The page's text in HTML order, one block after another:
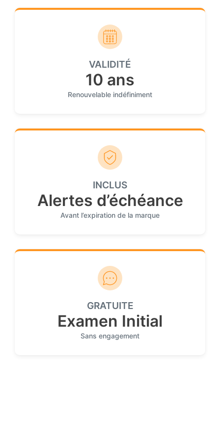
VALIDITÉ
10 ans
Renouvelable indéfiniment
INCLUS
Alertes d’échéance
Avant l’expiration de la marque
GRATUITE
Examen Initial
Sans engagement